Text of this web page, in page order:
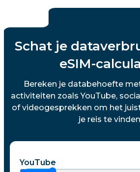
Schat je
eSIM-
Bereken je databehoefte
activiteiten zoals YouTube,
of videogesprekken om het
je reis te
YouTube